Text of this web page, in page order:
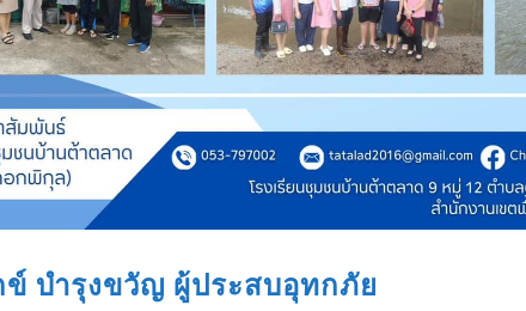
บำรุงขวัญ ผู้ประสบอุทกภัย